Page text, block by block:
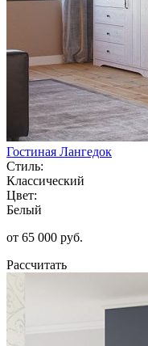
Гостиная Лангедок
Стиль:
Классический
Цвет:
Белый
от 65 000 руб.
Рассчитать